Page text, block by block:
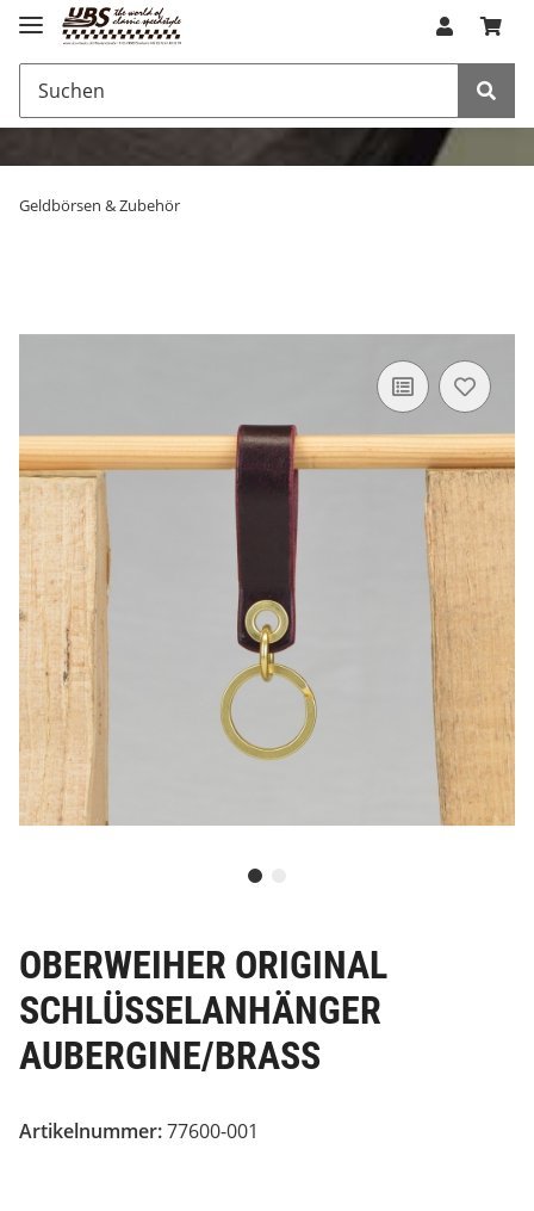
Geldbörsen & Zubehör
OBERWEIHER ORIGINAL
SCHLÜSSELANHÄNGER
AUBERGINE/BRASS
Artikelnummer:77600-001